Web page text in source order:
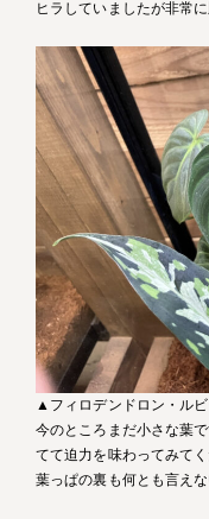
ヒラしていましたが非常に
▲フィロデンドロン・ル
今のところまだ小さな葉
てて迫力を味わってみてく
葉っぱの裏も何とも言え